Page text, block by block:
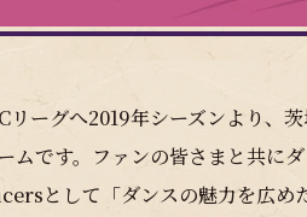
ーグへ2019年シーズンより、
ムです。ファンの皆さまと共に
として「ダンスの魅力を広め